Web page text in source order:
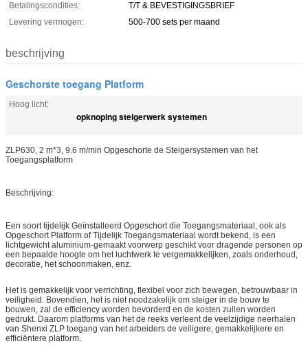
Betalingscondities:
T/T & BEVESTIGINGSBRIEF
Levering vermogen:
500-700 sets per maand
beschrijving
Geschorste toegang Platform
Hoog licht:
opknoping steigerwerk systemen
ZLP630, 2 m*3, 9.6 m/min Opgeschorte de Steigersystemen van het
Toegangsplatform
Beschrijving:
Een soort tijdelijk Geïnstalleerd Opgeschort die Toegangsmateriaal, ook als
Opgeschort Platform of Tijdelijk Toegangsmateriaal wordt bekend, is een
lichtgewicht aluminium-gemaakt voorwerp geschikt voor dragende personen op
een bepaalde hoogte om het luchtwerk te vergemakkelijken, zoals onderhoud,
decoratie, het schoonmaken, enz.
Het is gemakkelijk voor verrichting, flexibel voor zich bewegen, betrouwbaar in
veiligheid. Bovendien, het is niet noodzakelijk om steiger in de bouw te
bouwen, zal de efficiency worden bevorderd en de kosten zullen worden
gedrukt. Daarom platforms van het de reeks verleent de veelzijdige neerhalen
van Shenxi ZLP toegang van het arbeiders de veiligere, gemakkelijkere en
efficiëntere platform.